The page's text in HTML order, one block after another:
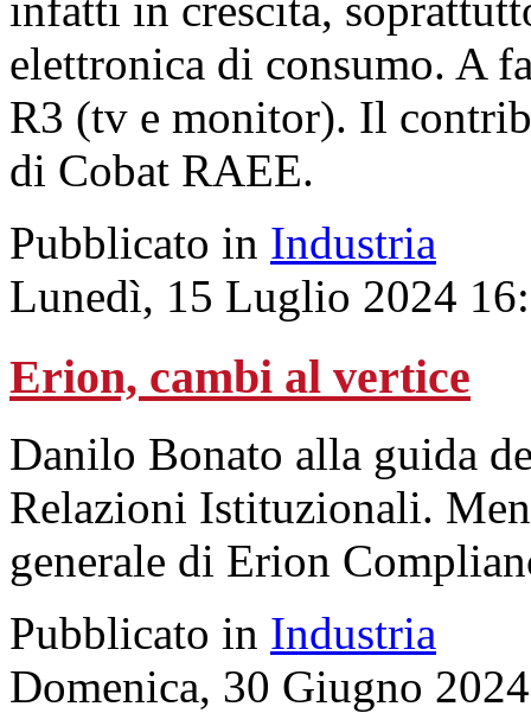
elettronica di consumo. A
R3 (tv e monitor). Il
di Cobat RAEE.
Pubblicato in Industria
Lunedì, 15 Luglio 2024
Erion, cambi al vertice
Danilo Bonato alla guida
Relazioni Istituzionali.
generale di Erion
Pubblicato in Industria
Domenica, 30 Giugno